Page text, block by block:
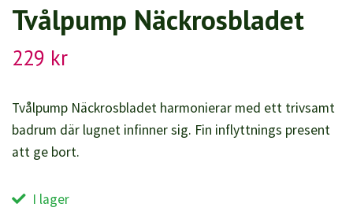
Tvålpump Näckrosbladet
229 kr
Tvålpump Näckrosbladet harmonierar med ett trivsamt
badrum där lugnet infinner sig. Fin inflyttnings present
att ge bort.
I lager